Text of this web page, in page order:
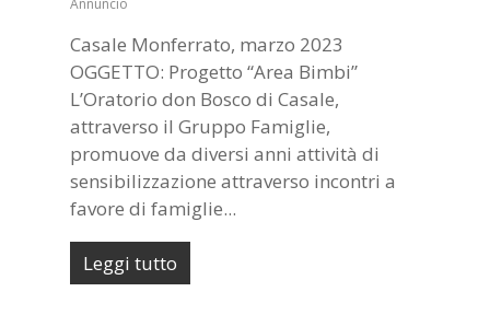
Annuncio
Casale Monferrato, marzo 2023
OGGETTO: Progetto “Area Bimbi”
L’Oratorio don Bosco di Casale,
attraverso il Gruppo Famiglie,
promuove da diversi anni attività di
sensibilizzazione attraverso incontri a
favore di famiglie...
Leggi tutto